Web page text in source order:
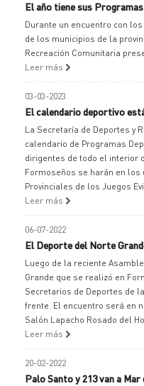
El año tiene sus
Durante un encuentro con
de los municipios de la
Recreación Comunitaria
Leer más
03-03-2023
El calendario deportivo
La Secretaría de Deportes y
calendario de Programas
dirigentes de todo el interior
Formoseños se harán en
Provinciales de los Juegos
Leer más
06-07-2022
El Deporte del Norte
Luego de la reciente
Grande que se realizó en
Secretarios de Deportes de
frente. El encuentro será en
Salón Lapacho Rosado del
Leer más
20-02-2022
Palo Santo y 213 van a Mar